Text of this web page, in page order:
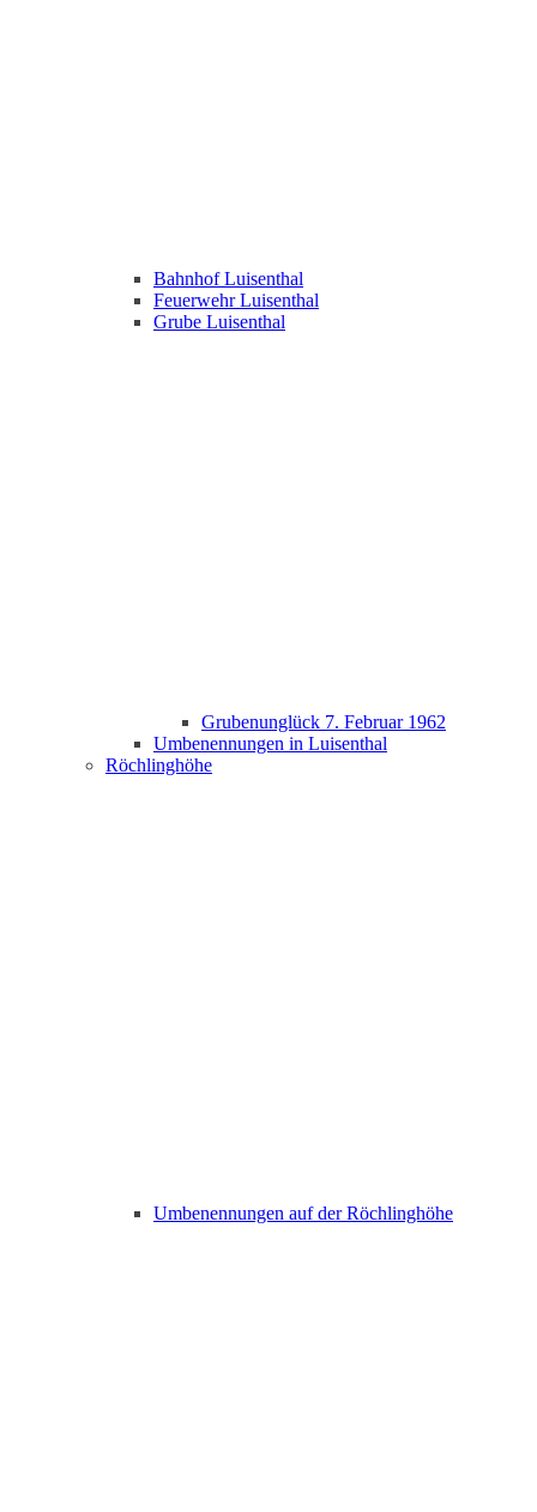
Bahnhof Luisenthal
Feuerwehr Luisenthal
Grube Luisenthal
Grubenunglück 7. Februar 1962
Umbenennungen in Luisenthal
Röchlinghöhe
Umbenennungen auf der Röchlinghöhe